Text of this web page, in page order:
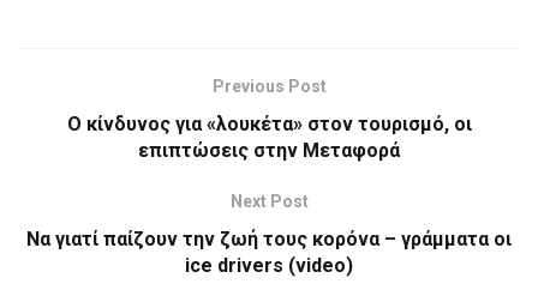
Previous Post
Ο κίνδυνος για «λουκέτα» στον τουρισμό, οι
επιπτώσεις στην Μεταφορά
Next Post
Να γιατί παίζουν την ζωή τους κορόνα – γράμματα οι
ice drivers (video)